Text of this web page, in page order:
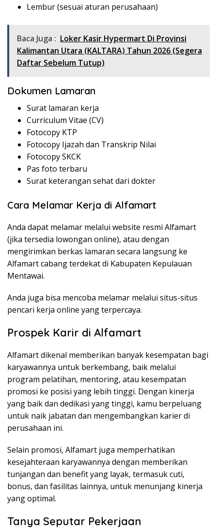
Lembur (sesuai aturan perusahaan)
Baca Juga : Loker Kasir Hypermart Di Provinsi
Kalimantan Utara (KALTARA) Tahun 2026 (Segera
Daftar Sebelum Tutup)
Dokumen Lamaran
Surat lamaran kerja
Curriculum Vitae (CV)
Fotocopy KTP
Fotocopy Ijazah dan Transkrip Nilai
Fotocopy SKCK
Pas foto terbaru
Surat keterangan sehat dari dokter
Cara Melamar Kerja di Alfamart
Anda dapat melamar melalui website resmi Alfamart
(jika tersedia lowongan online), atau dengan
mengirimkan berkas lamaran secara langsung ke
Alfamart cabang terdekat di Kabupaten Kepulauan
Mentawai.
Anda juga bisa mencoba melamar melalui situs-situs
pencari kerja online yang terpercaya.
Prospek Karir di Alfamart
Alfamart dikenal memberikan banyak kesempatan bagi
karyawannya untuk berkembang, baik melalui
program pelatihan, mentoring, atau kesempatan
promosi ke posisi yang lebih tinggi. Dengan kinerja
yang baik dan dedikasi yang tinggi, kamu berpeluang
untuk naik jabatan dan mengembangkan karier di
perusahaan ini.
Selain promosi, Alfamart juga memperhatikan
kesejahteraan karyawannya dengan memberikan
tunjangan dan benefit yang layak, termasuk cuti,
bonus, dan fasilitas lainnya, untuk menunjang kinerja
yang optimal.
Tanya Seputar Pekerjaan